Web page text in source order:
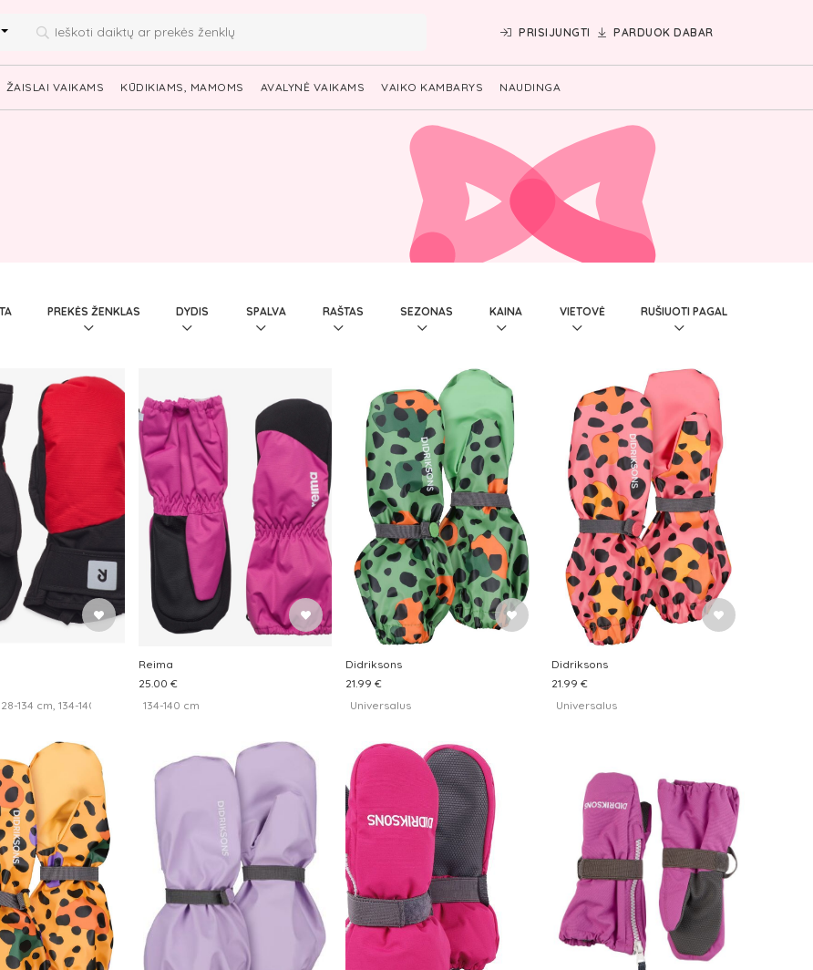
PRISIJUNGTI PARDUOK DABAR
ŽAISLAI VAIKAMS KŪDIKIAMS, MAMOMS AVALYNĖ VAIKAMS VAIKO KAMBARYS NAUDINGA
PAGAMINTA SPALVA VIETOVĖ
134 cm, 134-140 cm
Reima
25.00 €
134-140 cm
Didriksons
21.99 €
Universalus
Didriksons
21.99 €
Universalus